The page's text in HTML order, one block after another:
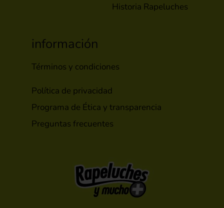
Historia Rapeluches
información
Términos y condiciones
Política de privacidad
Programa de Ética y transparencia
Preguntas frecuentes